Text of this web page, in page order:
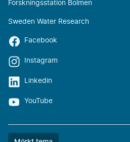
Forskningsstation Bolmen
Sweden Water Research
Facebook
Instagram
Linkedin
YouTube
Färgtemat